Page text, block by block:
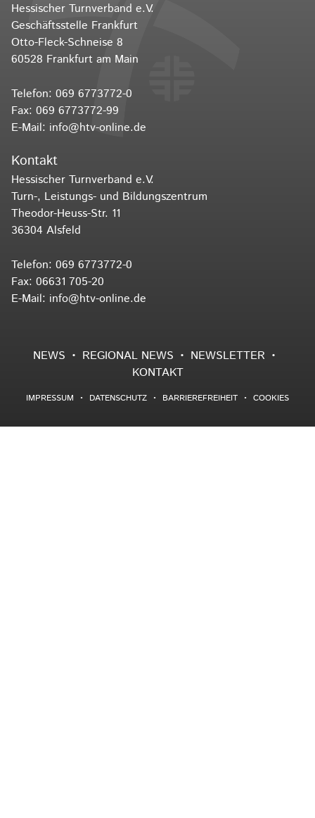
Hessischer Turnverband e.V.
Geschäftsstelle Frankfurt
Otto-Fleck-Schneise 8
60528 Frankfurt am Main
Telefon: 069 6773772-0
Fax: 069 6773772-99
E-Mail: info@htv-online.de
Kontakt
Hessischer Turnverband e.V.
Turn-, Leistungs- und Bildungszentrum
Theodor-Heuss-Str. 11
36304 Alsfeld
Telefon: 069 6773772-0
Fax: 06631 705-20
E-Mail: info@htv-online.de
NEWS REGIONAL NEWS
NEWSLETTER
KONTAKT
IMPRESSUM DATENSCHUTZ BARRIEREFREIHEIT COOKIES